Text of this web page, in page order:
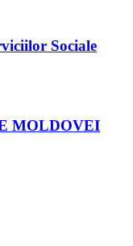
Sociale
MOLDOVEI